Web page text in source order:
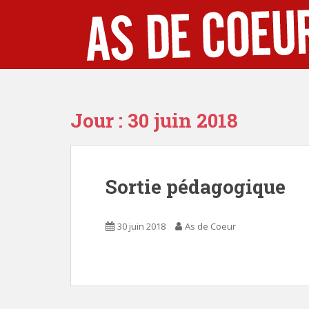
t
Jour : 30 juin 2018
Sortie pédagogique
30 juin 2018 As de Coeur